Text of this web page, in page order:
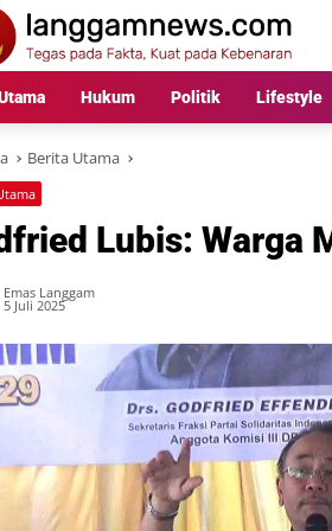
Hukum Politik Lifestyle
Berita Utama
Lubis: Warga
Emas Langgam
5 Juli 2025